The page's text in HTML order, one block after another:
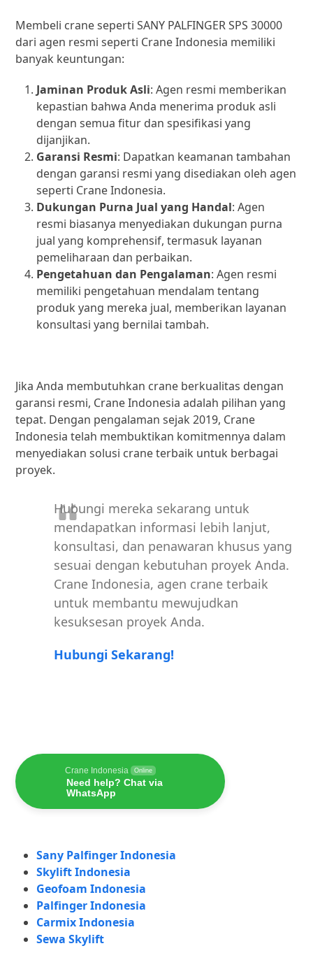
Membeli crane seperti SANY PALFINGER SPS 30000
dari agen resmi seperti Crane Indonesia memiliki
banyak keuntungan:
Jaminan Produk Asli: Agen resmi memberikan
kepastian bahwa Anda menerima produk asli
dengan semua fitur dan spesifikasi yang
dijanjikan.
Garansi Resmi: Dapatkan keamanan tambahan
dengan garansi resmi yang disediakan oleh agen
seperti Crane Indonesia.
Dukungan Purna Jual yang Handal: Agen
resmi biasanya menyediakan dukungan purna
jual yang komprehensif, termasuk layanan
pemeliharaan dan perbaikan.
Pengetahuan dan Pengalaman: Agen resmi
memiliki pengetahuan mendalam tentang
produk yang mereka jual, memberikan layanan
konsultasi yang bernilai tambah.
Jika Anda membutuhkan crane berkualitas dengan
garansi resmi, Crane Indonesia adalah pilihan yang
tepat. Dengan pengalaman sejak 2019, Crane
Indonesia telah membuktikan komitmennya dalam
menyediakan solusi crane terbaik untuk berbagai
proyek.
Hubungi mereka sekarang untuk
mendapatkan informasi lebih lanjut,
konsultasi, dan penawaran khusus yang
sesuai dengan kebutuhan proyek Anda.
Crane Indonesia, agen crane terbaik
untuk membantu mewujudkan
kesuksesan proyek Anda.
Hubungi Sekarang!
Crane Indonesia Online
Need help? Chat via
WhatsApp
Sany Palfinger Indonesia
Skylift Indonesia
Geofoam Indonesia
Palfinger Indonesia
Carmix Indonesia
Sewa Skylift